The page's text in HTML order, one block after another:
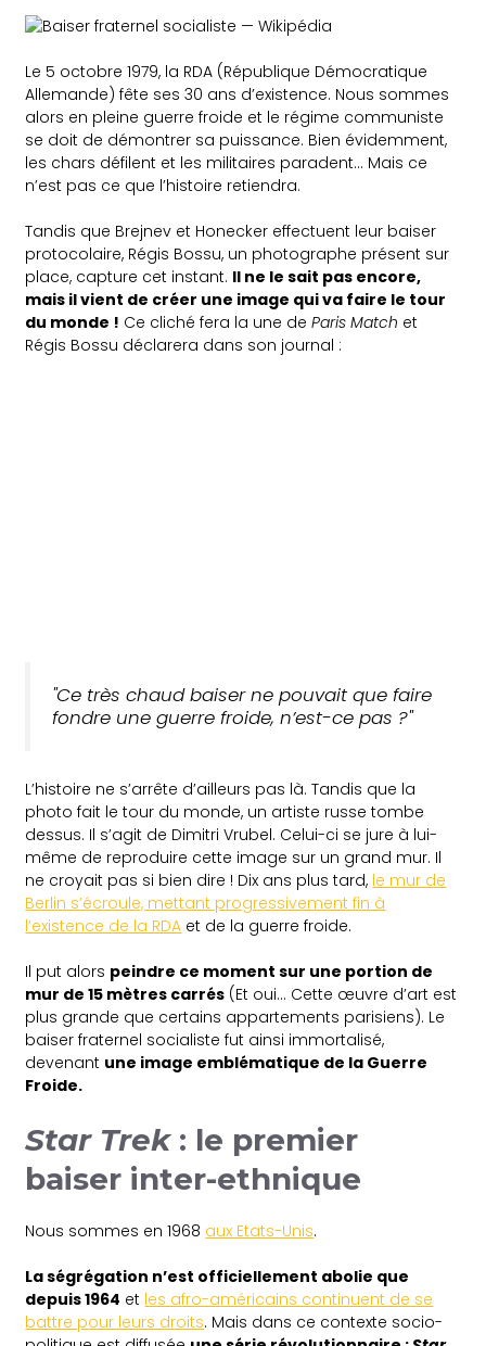
Le 5 octobre 1979, la RDA (République Démocratique
Allemande) fête ses 30 ans d’existence. Nous sommes
alors en pleine guerre froide et le régime communiste
se doit de démontrer sa puissance. Bien évidemment,
les chars défilent et les militaires paradent… Mais ce
n’est pas ce que l’histoire retiendra.
Tandis que Brejnev et Honecker effectuent leur baiser
protocolaire, Régis Bossu, un photographe présent sur
place, capture cet instant. Il ne le sait pas encore,
mais il vient de créer une image qui va faire le tour
du monde ! Ce cliché fera la une deParis Match et
Régis Bossu déclarera dans son journal :
Ce très chaud baiser ne pouvait que faire
fondre une guerre froide, n’est-ce pas ?
L’histoire ne s’arrête d’ailleurs pas là. Tandis que la
photo fait le tour du monde, un artiste russe tombe
dessus. Il s’agit de Dimitri Vrubel. Celui-ci se jure à lui-
même de reproduire cette image sur un grand mur. Il
ne croyait pas si bien dire ! Dix ans plus tard, le mur de
Berlin s’écroule, mettant progressivement fin à
l’existence de la RDA et de la guerre froide.
Il put alors peindre ce moment sur une portion de
mur de 15 mètres carrés (Et oui… Cette œuvre d’art est
plus grande que certains appartements parisiens). Le
baiser fraternel socialiste fut ainsi immortalisé,
devenant une image emblématique de la Guerre
Froide.
Star Trek: le premier
baiser inter-ethnique
Nous sommes en 1968 aux Etats-Unis.
La ségrégation n’est officiellement abolie que
depuis 1964 et les afro-américains continuent de se
battre pour leurs droits. Mais dans ce contexte socio-